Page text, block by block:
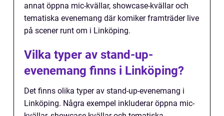
annat öppna mic-kvällar, showcase-kvällar och
tematiska evenemang där komiker framträder live
på scener runt om i Linköping.
Vilka typer av stand-up-
evenemang finns i Linköping?
Det finns olika typer av stand-up-evenemang i
Linköping. Några exempel inkluderar öppna mic-